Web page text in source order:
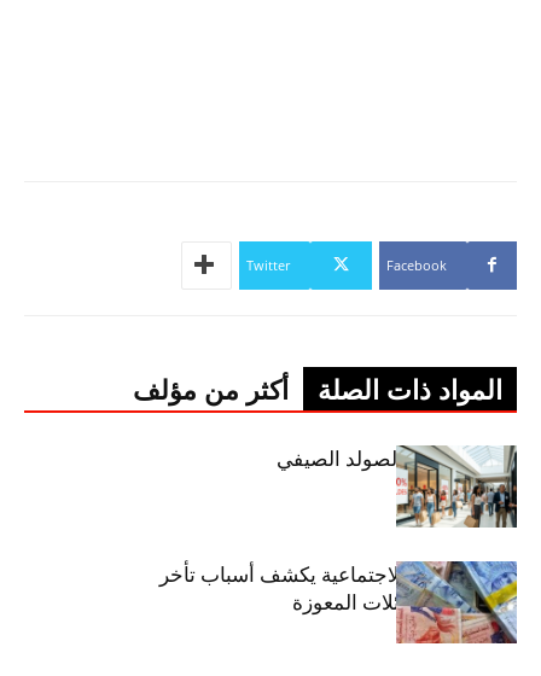
Facebook
Twitter
المواد ذات الصلة أكثر من مؤلف
اليوم: إنطلاق الصولد الصيفي
وزير الشؤون الاجتماعية يكشف أسباب تأخر
صرف منح العائلات المعوزة